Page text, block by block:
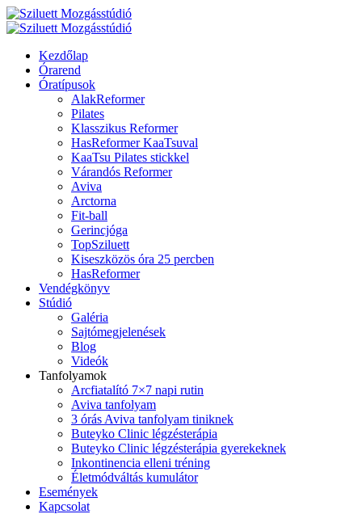
Kezdőlap
Órarend
Óratípusok
AlakReformer
Pilates
Klasszikus Reformer
HasReformer KaaTsuval
KaaTsu Pilates stickkel
Várandós Reformer
Aviva
Arctorna
Fit-ball
Gerincjóga
TopSziluett
Kiseszközös óra 25 percben
HasReformer
Vendégkönyv
Stúdió
Galéria
Sajtómegjelenések
Blog
Videók
Tanfolyamok
Arcfiatalító 7×7 napi rutin
Aviva tanfolyam
3 órás Aviva tanfolyam tiniknek
Buteyko Clinic légzésterápia
Buteyko Clinic légzésterápia gyerekeknek
Inkontinencia elleni tréning
Életmódváltás kumulátor
Események
Kapcsolat